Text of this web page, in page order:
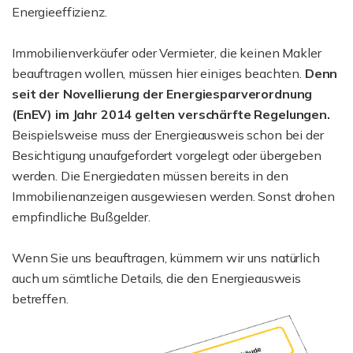
Energieeffizienz.
Immobilienverkäufer oder Vermieter, die keinen Makler
beauftragen wollen, müssen hier einiges beachten. Denn
seit der Novellierung der Energiesparverordnung
(EnEV) im Jahr 2014 gelten verschärfte Regelungen.
Beispielsweise muss der Energieausweis schon bei der
Besichtigung unaufgefordert vorgelegt oder übergeben
werden. Die Energiedaten müssen bereits in den
Immobilienanzeigen ausgewiesen werden. Sonst drohen
empfindliche Bußgelder.
Wenn Sie uns beauftragen, kümmern wir uns natürlich
auch um sämtliche Details, die den Energieausweis
betreffen.